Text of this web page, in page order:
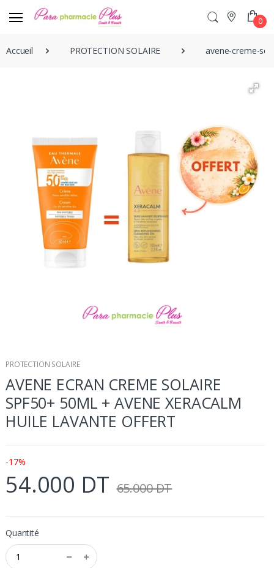
0
Accueil PROTECTION SOLAIRE avene-creme-
PROTECTION SOLAIRE
AVENE ECRAN CREME SOLAIRE
SPF50+ 50ML + AVENE XERACALM
HUILE LAVANTE OFFERT
-17%
54.000 DT 65.000 DT
Quantité